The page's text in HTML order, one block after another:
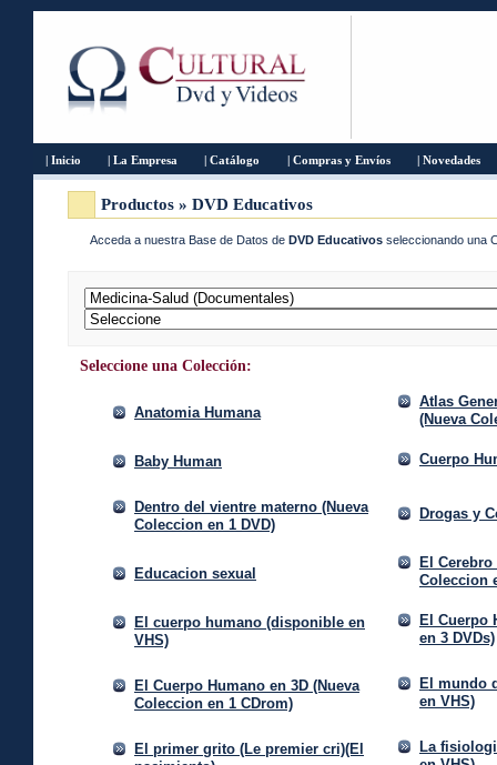
| Inicio | La Empresa | Catálogo | Compras y Envíos | Novedades
Productos » DVD Educativos
Acceda a nuestra Base de Datos de DVD Educativos seleccionando una
Seleccione una Colección:
Anatomia Humana
Atlas
(Nueva
Baby Human Cuerpo
Dentro del vientre materno (Nueva
Coleccion en 1 DVD)
Drogas y
Educacion sexual
El Cerebro
Coleccion
El cuerpo humano (disponible en
VHS)
El Cuerpo
en 3 DVDs)
El Cuerpo Humano en 3D (Nueva
Coleccion en 1 CDrom)
El mundo
en VHS)
El primer grito (Le premier cri)(El
La